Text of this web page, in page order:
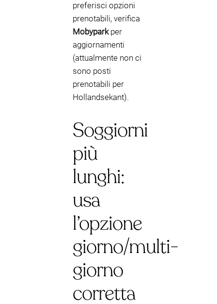
preferisci opzioni
prenotabili, verifica
Mobyparkper
aggiornamenti
(attualmente non ci
sono posti
prenotabili per
Hollandsekant).
Soggiorni
più
lunghi:
usa
l’opzione
giorno/multi-
giorno
corretta